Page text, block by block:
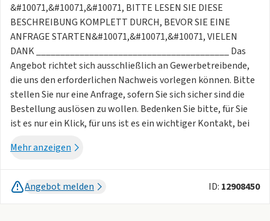
&#10071,&#10071,&#10071, BITTE LESEN SIE DIESE
BESCHREIBUNG KOMPLETT DURCH, BEVOR SIE EINE
ANFRAGE STARTEN&#10071,&#10071,&#10071, VIELEN
DANK ________________________________________ Das
Angebot richtet sich ausschließlich an Gewerbetreibende,
die uns den erforderlichen Nachweis vorlegen können. Bitte
stellen Sie nur eine Anfrage, sofern Sie sich sicher sind die
Bestellung auslösen zu wollen. Bedenken Sie bitte, für Sie
ist es nur ein Klick, für uns ist es ein wichtiger Kontakt, bei
und auf Ihre Unterstützung bauen, in dem Sie auch für uns
vorhanden. Sie können Laufzeiten zwischen 24 , 36 und 48
Monaten wählen und Jahresfahrleistungen zwischen 5.000
Mehr anzeigen
Angebot melden ID: 12908450